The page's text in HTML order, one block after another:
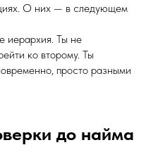
О них — в следующем
иерархия. Ты не
ко второму. Ты
просто разными
до найма